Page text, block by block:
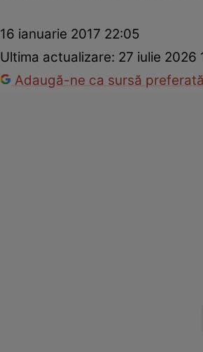
16 ianuarie 2017 22:05
Ultima actualizare: 27 iulie 2026
Adaugă-ne ca sursă